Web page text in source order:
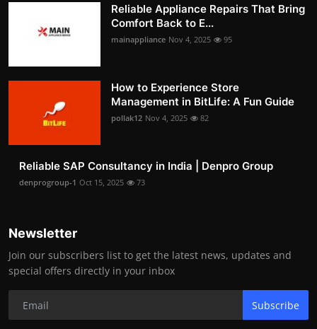
Reliable Appliance Repairs That Bring
Comfort Back to E...
mainappliance Nov 4, 2025 95
How to Experience Store
Management in BitLife: A Fun Guide
pollak12 Nov 4, 2025 82
Reliable SAP Consultancy in India | Denpro Group
denprogroup-1 Oct 15, 2025 73
Newsletter
Join our subscribers list to get the latest news, updates and
special offers directly in your inbox
Subscribe